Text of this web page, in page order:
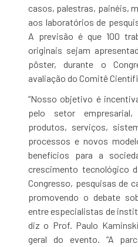
casos, palestras, painéis,
aos laboratórios de
A previsão é que 100
originais sejam
pôster, durante o
avaliação do Comitê
“Nosso objetivo é
pelo setor
produtos, serviços,
processos e novos
benefícios para a
crescimento tecnológico
Congresso, pesquisas de
promovendo o debate
entre especialistas de
diz o Prof. Paulo
geral do evento. “A